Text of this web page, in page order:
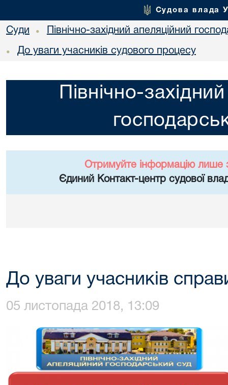
Судова влада
Суди • Північно-західний апеляційний
• До уваги учасників судового процесу
Північно-
Отримуйте інформацію лише
Єдиний Контакт-центр судової
До уваги учасників
05 листопада 2018, 13:09